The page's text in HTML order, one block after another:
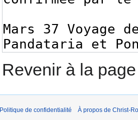
Revenir à la
Politique de confidentialité À propos de Christ-